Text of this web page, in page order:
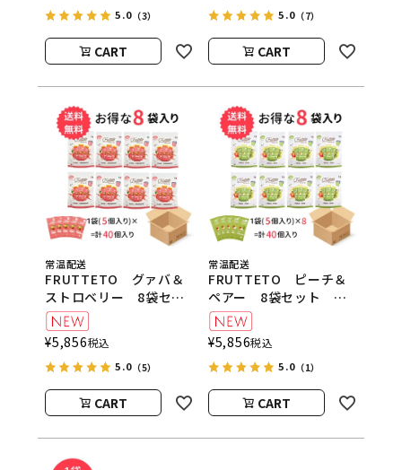
5.0 （3）
CART
5.0（7）
CART
常温配送
FRUTTETO グァバ＆
ストロベリー 8袋セッ
ト FRUTTETO（フル
ッテート）
¥5,856税込
5.0 （5）
CART
常温配送
FRUTTETO ピーチ＆
ペアー 8袋セット
FRUTTETO（フルッテ
ート）
¥5,856税込
5.0（1）
CART